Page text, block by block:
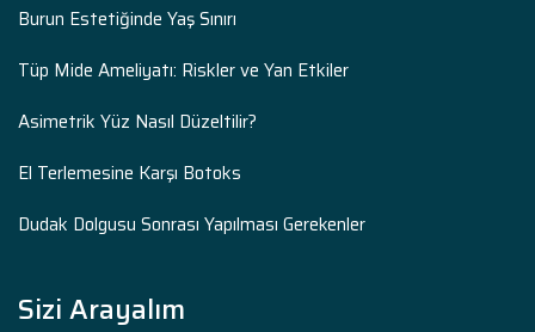
Burun Estetiğinde Yaş Sınırı
Tüp Mide Ameliyatı: Riskler ve Yan Etkiler
Asimetrik Yüz Nasıl Düzeltilir?
El Terlemesine Karşı Botoks
Dudak Dolgusu Sonrası Yapılması Gerekenler
Sizi Arayalım